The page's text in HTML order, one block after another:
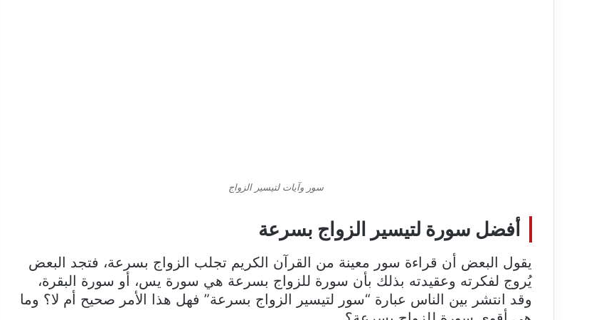
سور وآيات لتيسير الزواج
أفضل سورة لتيسير الزواج بسرعة
يقول البعض أن قراءة سور معينة من القرآن الكريم تجلب الزواج بسرعة، فتجد البعض
يُروج لفكرته وعقيدته بذلك بأن سورة للزواج بسرعة هي سورة يس، أو سورة البقرة،
وقد انتشر بين الناس عبارة “سور لتيسير الزواج بسرعة” فهل هذا الأمر صحيح أم لا؟ وما